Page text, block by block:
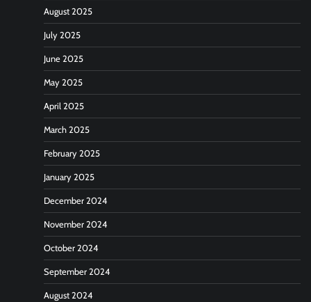
August 2025
July 2025
June 2025
May 2025
April 2025
March 2025
February 2025
January 2025
December 2024
November 2024
October 2024
September 2024
August 2024